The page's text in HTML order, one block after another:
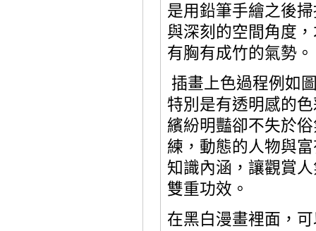
是用鉛筆手繪之後
與深刻的空間角度
有胸有成竹的氣勢。
插畫上色過程例如
特別是有透明感的
繽紛明豔卻不失於
練，動態的人物與
知識內涵，讓觀賞
雙重功效。
在黑白漫畫裡面，